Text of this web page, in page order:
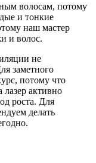
волосам, потому
и тонкие
наш мастер
и волос.
не
заметного
потому что
лазер активно
роста. Для
делать